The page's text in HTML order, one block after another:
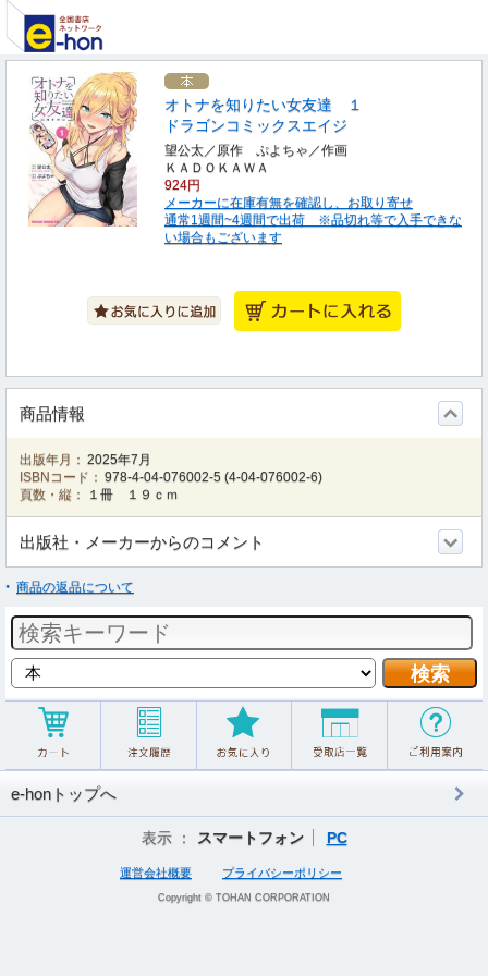
オトナを知りたい女友達 １
ドラゴンコミックスエイジ
望公太／原作 ぷよちゃ／作画
ＫＡＤＯＫＡＷＡ
924円
メーカーに在庫有無を確認し、お取り寄せ
通常1週間~4週間で出荷 ※品切れ等で入手できな
い場合もございます
商品情報
出版年月： 2025年7月
ISBNコード： 978-4-04-076002-5 (4-04-076002-6)
頁数・縦：
１冊 １９ｃｍ
出版社・メーカーからのコメント
商品の返品について
e-honトップへ
表示 ： スマートフォン PC
運営会社概要 プライバシーポリシー
Copyright © TOHAN CORPORATION